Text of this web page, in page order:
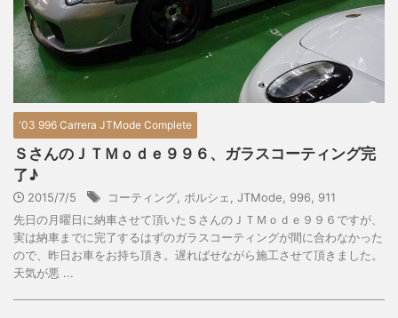
'03 996 Carrera JTMode Complete
ＳさんのＪＴＭｏｄｅ９９６、ガラスコーティング完
了♪
2015/7/5 コーティング ポルシェ JTMode 996 911
先日の月曜日に納車させて頂いたＳさんのＪＴＭｏｄｅ９９６ですが、
実は納車までに完了するはずのガラスコーティングが間に合わなかった
ので、昨日お車をお持ち頂き。遅ればせながら施工させて頂きました。
天気が悪 ...